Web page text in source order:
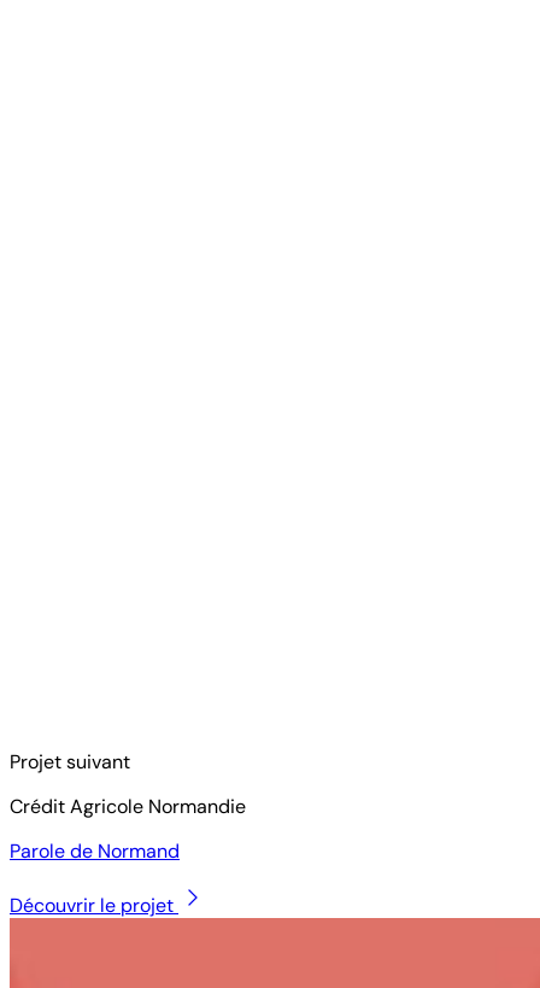
Projet suivant
Crédit Agricole Normandie
Parole de Normand
Découvrir le projet